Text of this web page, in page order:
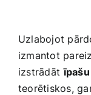
Uzlabojot
izmantot
izstrādāt⁤
teorētiskos,